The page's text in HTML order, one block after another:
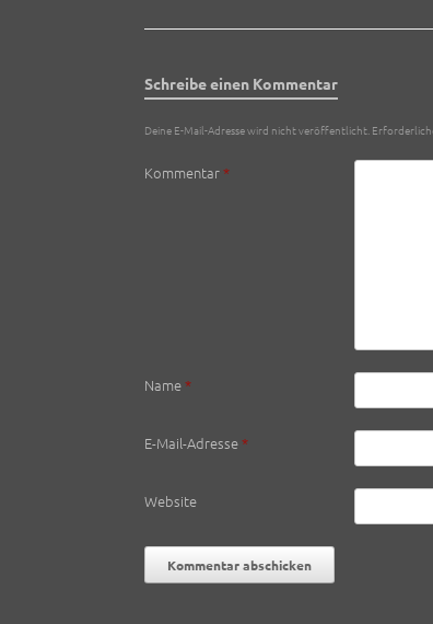
Schreibe einen Kommentar
Deine E-Mail-Adresse wird nicht veröffentlicht.
Kommentar*
Name*
E-Mail-Adresse*
Website